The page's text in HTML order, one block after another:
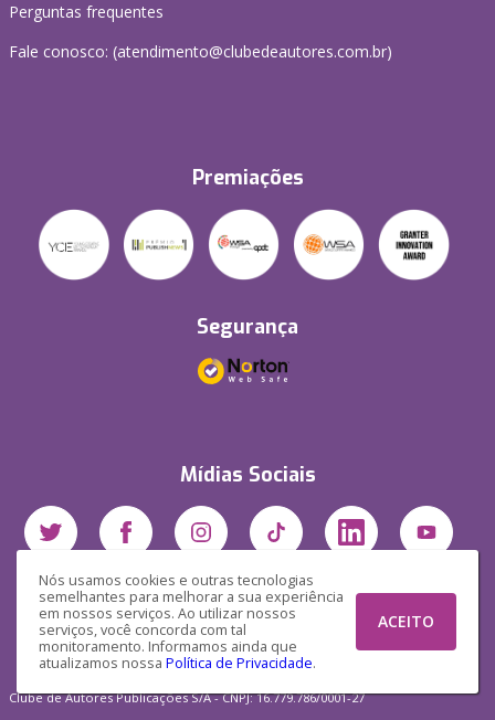
Nós usamos cookies e outras tecnologias
semelhantes para melhorar a sua experiência
em nossos serviços. Ao utilizar nossos
serviços, você concorda com tal
monitoramento. Informamos ainda que
atualizamos nossa Política de Privacidade.
ACEITO
Perguntas frequentes
Fale conosco: (atendimento@clubedeautores.com.br)
Premiações
Segurança
Mídias Sociais
Clube de Autores Publicações S/A - CNPJ: 16.779.786/0001-27